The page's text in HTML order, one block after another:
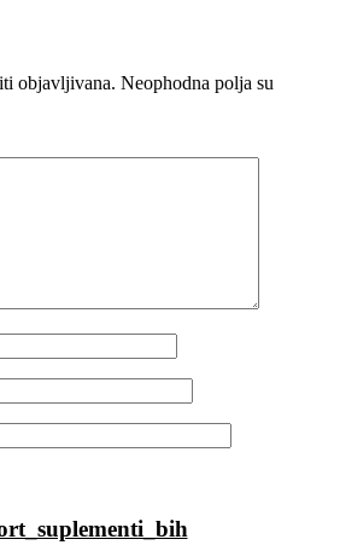
objavljivana. Neophodna polja su